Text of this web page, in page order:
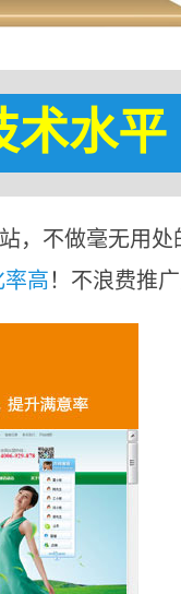
术水平
，不做毫无用处
率高！不浪费推